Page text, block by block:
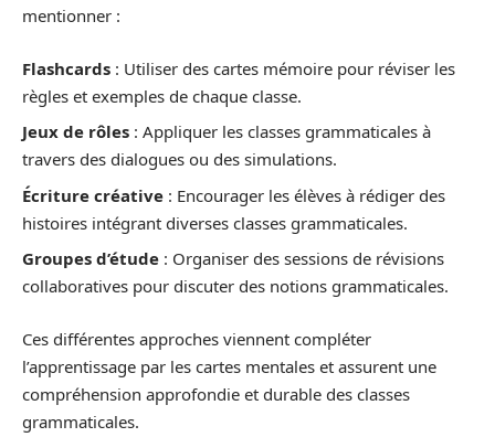
mentionner :
Flashcards : Utiliser des cartes mémoire pour réviser les
règles et exemples de chaque classe.
Jeux de rôles : Appliquer les classes grammaticales à
travers des dialogues ou des simulations.
Écriture créative : Encourager les élèves à rédiger des
histoires intégrant diverses classes grammaticales.
Groupes d’étude : Organiser des sessions de révisions
collaboratives pour discuter des notions grammaticales.
Ces différentes approches viennent compléter
l’apprentissage par les cartes mentales et assurent une
compréhension approfondie et durable des classes
grammaticales.